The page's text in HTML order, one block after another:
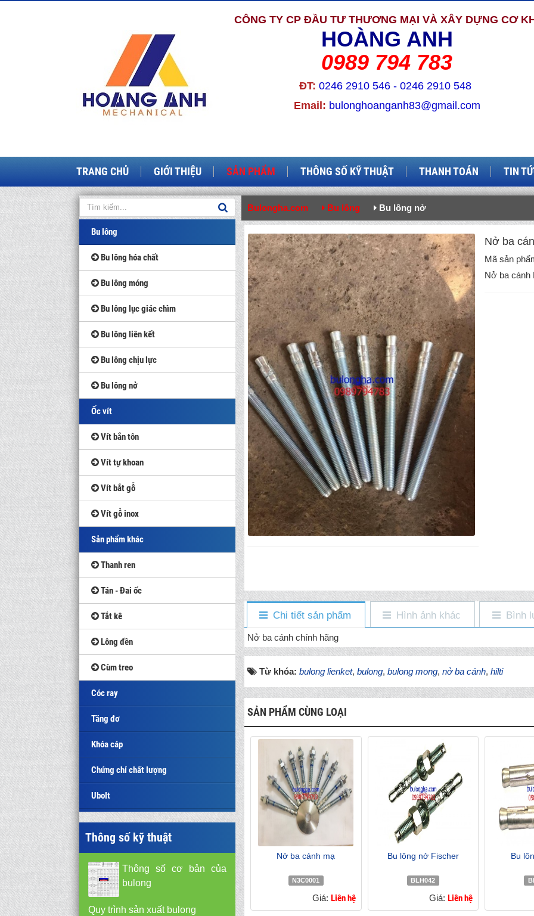
CÔNG TY CP ĐẦU TƯ THƯƠNG MẠI VÀ XÂY DỰNG CƠ
HOÀNG ANH
0989 794 783
ĐT: 0246 2910 546 - 0246 2910 548
Email: bulonghoanganh83@gmail.com
TRANG CHỦ GIỚI THIỆU SẢN PHẨM THÔNG SỐ KỸ THUẬT THANH TOÁN TIN
Bulongha.com Bu lông Bu lông nở
Nở ba
Mã sản
Nở ba cánh
Chi tiết sản phẩm Hình ảnh khác Bình
Nở ba cánh chính hãng
Từ khóa: bulong lienket, bulong, bulong mong, nở ba cánh, hilti
SẢN PHẨM CÙNG LOẠI
Nở ba cánh mạ
N3C0001
Giá: Liên hệ
Bu lông nở Fischer
BLH042
Giá: Liên hệ
Bu
Bu lông
Bu lông hóa chất
Bu lông móng
Bu lông lục giác chìm
Bu lông liên kết
Bu lông chịu lực
Bu lông nở
Ốc vít
Vít bắn tôn
Vít tự khoan
Vít bắt gỗ
Vít gỗ inox
Sản phẩm khác
Thanh ren
Tán - Đai ốc
Tắt kê
Lông đền
Cùm treo
Cóc ray
Tăng đơ
Khóa cáp
Chứng chỉ chất lượng
Ubolt
Thông số kỹ thuật
Thông số cơ bản của
bulong
Quy trình sản xuất bulong